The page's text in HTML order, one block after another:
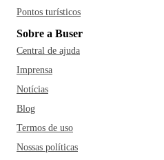
Pontos turísticos
Sobre a Buser
Central de ajuda
Imprensa
Notícias
Blog
Termos de uso
Nossas políticas